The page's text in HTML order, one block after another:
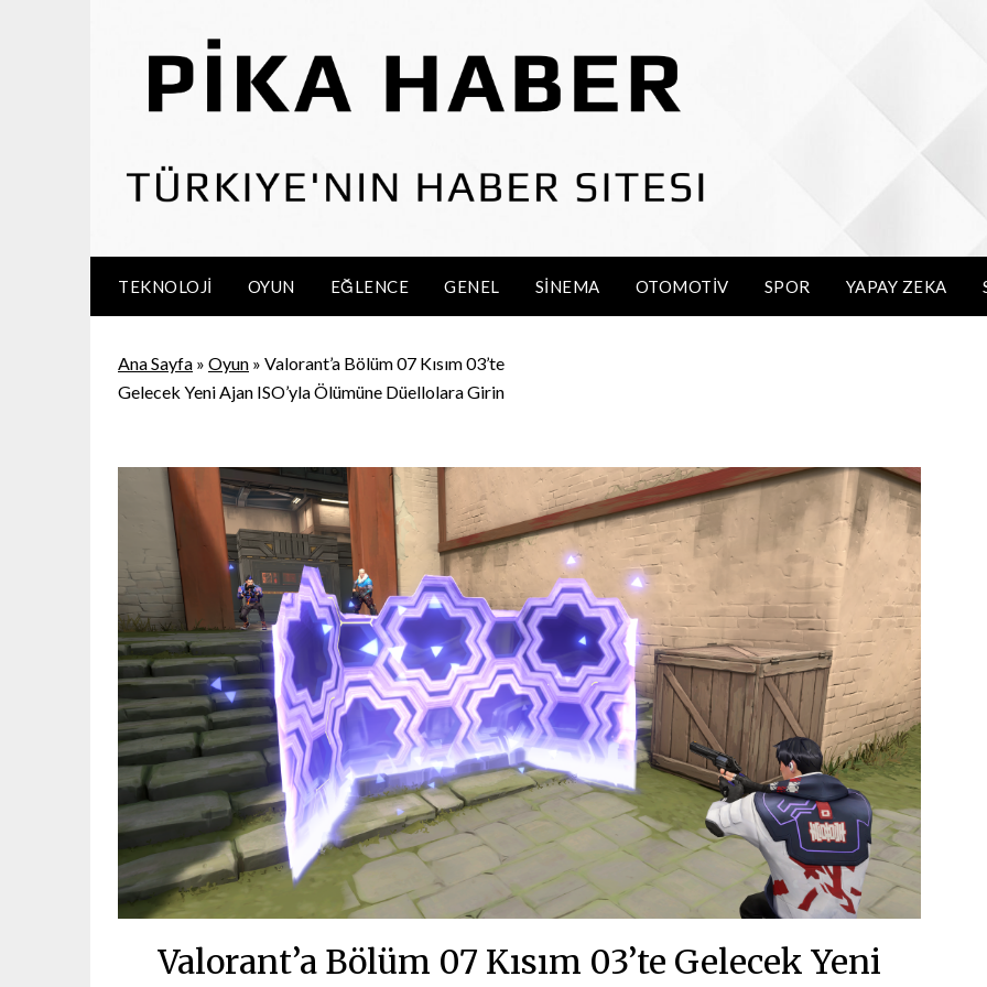
TEKNOLOJI OYUN EĞLENCE GENEL SINEMA OTOMOTIV SPOR YAPAY ZEKA
Ana Sayfa » Oyun » Valorant’a Bölüm 07 Kısım 03’te
Gelecek Yeni Ajan ISO’yla Ölümüne Düellolara Girin
Valorant’a Bölüm 07 Kısım 03’te Gelecek Yeni